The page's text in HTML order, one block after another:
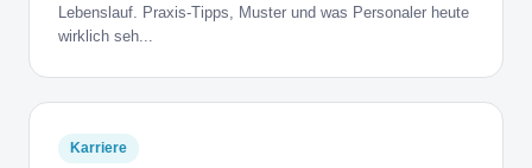
Lebenslauf. Praxis-Tipps, Muster und was Personaler heute
wirklich seh...
Karriere